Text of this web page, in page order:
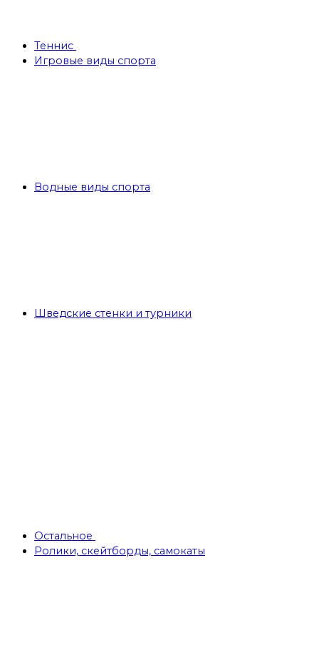
Теннис
Игровые виды спорта
Водные виды спорта
Шведские стенки и турники
Остальное
Ролики, скейтборды, самокаты